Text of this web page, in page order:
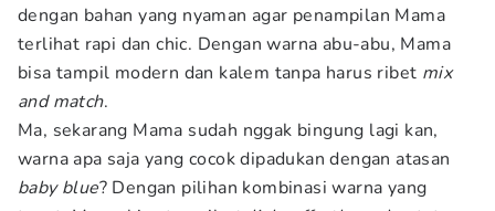
dengan bahan yang nyaman agar penampilan Mama
terlihat rapi dan chic. Dengan warna abu-abu, Mama
bisa tampil modern dan kalem tanpa harus ribet mix
and match.
Ma, sekarang Mama sudah nggak bingung lagi kan,
warna apa saja yang cocok dipadukan dengan atasan
baby blue? Dengan pilihan kombinasi warna yang